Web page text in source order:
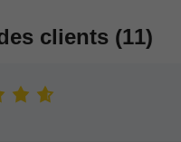
clients (11)